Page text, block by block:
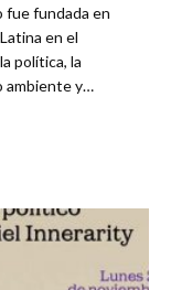
fue fundada en
en el
política, la
ambiente y…